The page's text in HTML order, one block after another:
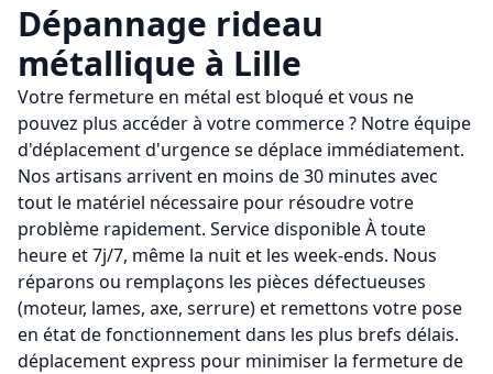
Dépannage rideau
métallique à Lille
Votre fermeture en métal est bloqué et vous ne
pouvez plus accéder à votre commerce ? Notre équipe
d'déplacement d'urgence se déplace immédiatement.
Nos artisans arrivent en moins de 30 minutes avec
tout le matériel nécessaire pour résoudre votre
problème rapidement. Service disponible À toute
heure et 7j/7, même la nuit et les week-ends. Nous
réparons ou remplaçons les pièces défectueuses
(moteur, lames, axe, serrure) et remettons votre pose
en état de fonctionnement dans les plus brefs délais.
déplacement express pour minimiser la fermeture de